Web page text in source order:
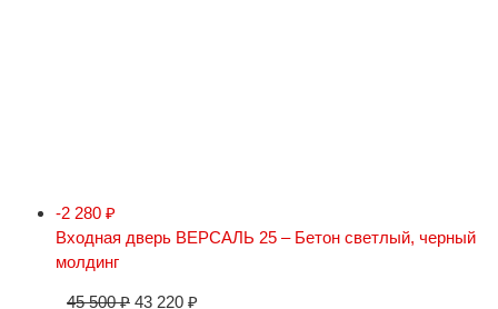
-2 280 ₽
Входная дверь ВЕРСАЛЬ 25 – Бетон светлый, черный
молдинг
45 500₽ 43 220 ₽